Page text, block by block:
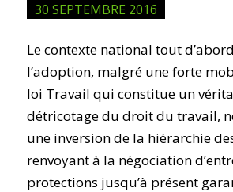
30 SEPTEMBRE 2016
Le contexte national tout
l’adoption, malgré une forte
loi Travail qui constitue un
détricotage du droit du travail,
une inversion de la hiérarchie
renvoyant à la négociation
protections jusqu’à présent